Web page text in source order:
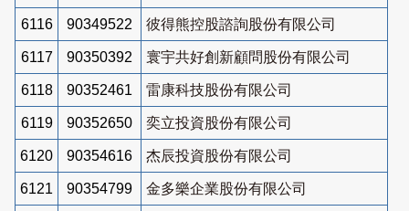
6116 90349522 彼得熊控股諮詢股份有限公司
6117 90350392 寰宇共好創新顧問股份有限公司
6118 90352461 雷康科技股份有限公司
6119 90352650 奕立投資股份有限公司
6120 90354616 杰辰投資股份有限公司
6121 90354799 金多樂企業股份有限公司